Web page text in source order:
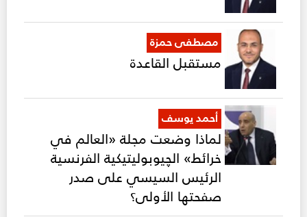
مصطفى حمزة
مستقبل القاعدة
أحمد يوسف
لماذا وضعت مجلة «العالم في
خرائط» الچيوبوليتيكية الفرنسية
الرئيس السيسي على صدر
صفحتها الأولى؟